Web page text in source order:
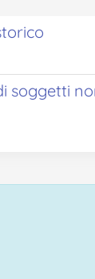
soggetti